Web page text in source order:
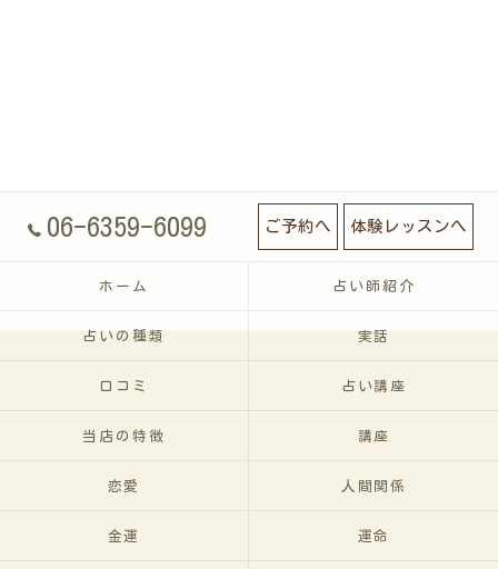
06-6359-6099 ご予約へ 体験レッスンへ
ホーム 占い師紹介
占いの種類 実話
口コミ 占い講座
当店の特徴 講座
恋愛 人間関係
金運 運命